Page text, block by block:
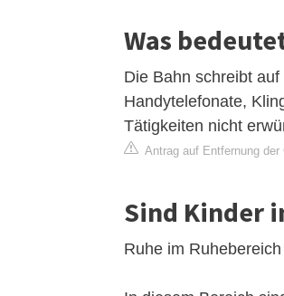
Was
Die Bahn schreibt
Handytelefonate,
Tätigkeiten nicht
Antrag auf Entfernung der
Sind Kinder
Ruhe im